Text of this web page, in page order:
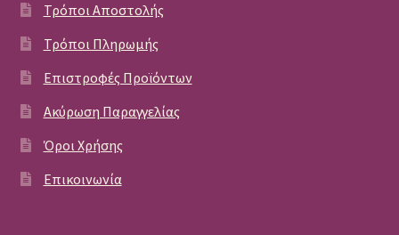
Τρόποι Αποστολής
Τρόποι Πληρωμής
Επιστροφές Προϊόντων
Ακύρωση Παραγγελίας
Όροι Χρήσης
Επικοινωνία